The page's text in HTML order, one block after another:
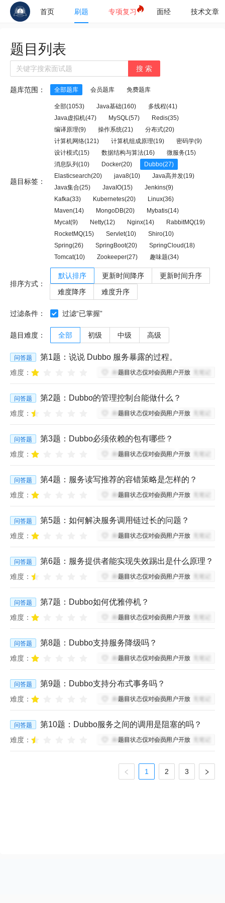
首页 刷题 专项复习 面经 技术文章
题目列表
搜 索
题库范围： 全部题库 会员题库 免费题库
题目标签：
全部(1053) Java基础(160)
多线程(41)
Java虚拟机(47)
MySQL(57)
Redis(35)
编译原理(9)
操作系统(21)
分布式(20)
计算机网络(121)
计算机组成原理(19)
密码学(9)
设计模式(15)
数据结构与算法(16)
微服务(15)
消息队列(10)
Docker(20)
Dubbo(27)
Elasticsearch(20)
java8(10)
Java高并发(19)
Java集合(25)
JavaIO(15)
Jenkins(9)
Kafka(33)
Kubernetes(20)
Linux(36)
Maven(14)
MongoDB(20)
Mybatis(14)
Mycat(9)
Netty(12) Nginx(14)
RabbitMQ(19)
RocketMQ(15)
Servlet(10)
Shiro(10)
Spring(26)
SpringBoot(20)
SpringCloud(18)
Tomcat(10)
Zookeeper(27) 趣味题(34)
排序方式：
默认排序 更新时间降序
更新时间升序
难度降序
难度升序
过滤条件： 过滤“已掌握”
题目难度： 全部 初级 中级 高级
问答题 第1题： 说说 Dubbo 服务暴露的过程。
难度： 未收藏 未掌握
题目状态仅对会员用户开放
问答题 第2题： Dubbo的管理控制台能做什么？
难度： 未收藏 未掌握
题目状态仅对会员用户开放
问答题 第3题： Dubbo必须依赖的包有哪些？
难度： 未收藏 未掌握
题目状态仅对会员用户开放
问答题 第4题： 服务读写推荐的容错策略是怎样的？
难度： 未收藏 未掌握
题目状态仅对会员用户开放
问答题 第5题： 如何解决服务调用链过长的问题？
难度： 未收藏 未掌握
题目状态仅对会员用户开放
问答题 第6题： 服务提供者能实现失效踢出是什么原理？
难度： 未收藏 未掌握
题目状态仅对会员用户开放
问答题 第7题： Dubbo如何优雅停机？
难度： 未收藏 未掌握
题目状态仅对会员用户开放
问答题 第8题： Dubbo支持服务降级吗？
难度： 未收藏 未掌握
题目状态仅对会员用户开放
问答题 第9题： Dubbo支持分布式事务吗？
难度： 未收藏 未掌握
题目状态仅对会员用户开放
问答题 第10题： Dubbo服务之间的调用是阻塞的吗？
难度： 未收藏 未掌握
题目状态仅对会员用户开放
1 2 3